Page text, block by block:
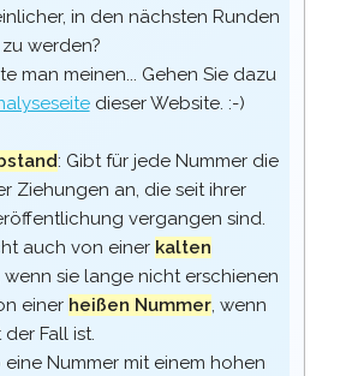
in den nächsten Runden
werden?
man meinen... Gehen Sie dazu
dieser Website. :-)
: Gibt für jede Nummer die
Ziehungen an, die seit ihrer
vergangen sind.
auch von einer kalten
wenn sie lange nicht erschienen
einer heißen Nummer, wenn
Fall ist.
Nummer mit einem hohen